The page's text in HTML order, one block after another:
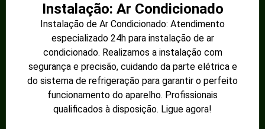
Instalação: Ar Condicionado
Instalação de Ar Condicionado: Atendimento
especializado 24h para instalação de ar
condicionado. Realizamos a instalação com
segurança e precisão, cuidando da parte elétrica e
do sistema de refrigeração para garantir o perfeito
funcionamento do aparelho. Profissionais
qualificados à disposição. Ligue agora!